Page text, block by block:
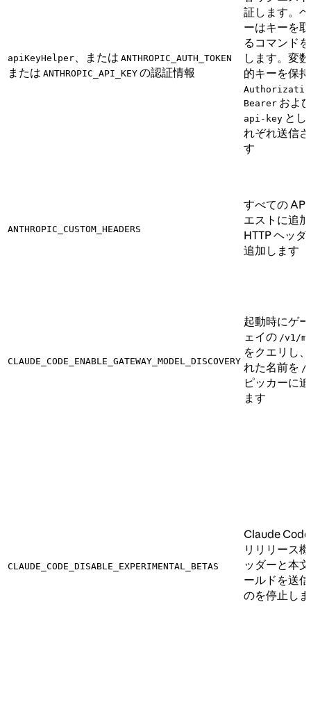
apiKeyHelper、または ANTHROPIC_AUTH_TOKEN
または ANTHROPIC_API_KEY の認証情報
証します。
ーはキーを
るコマンド
します。変
的キーを保
Bearer およ
api-key とし
れぞれ送信
す
ANTHROPIC_CUSTOM_HEADERS
すべての API
エストに追
HTTP ヘッダ
追加します
CLAUDE_CODE_ENABLE_GATEWAY_MODEL_DISCOVERY
起動時にゲ
ェイの /v1/
をクエリし
れた名前を /
ピッカーに
ます
CLAUDE_CODE_DISABLE_EXPERIMENTAL_BETAS
Claude
リリリース
ッダーと本
ールドを送
のを停止し